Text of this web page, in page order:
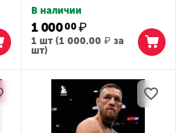
В наличии
1 00000₽
1 шт (1 000.00₽ за
шт)